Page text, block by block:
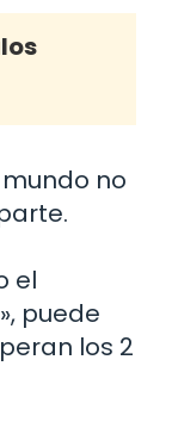
no
el
puede
los 2